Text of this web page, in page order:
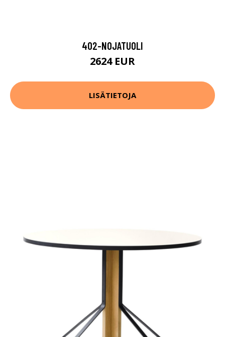
402-NOJATUOLI
2624 EUR
LISÄTIETOJA